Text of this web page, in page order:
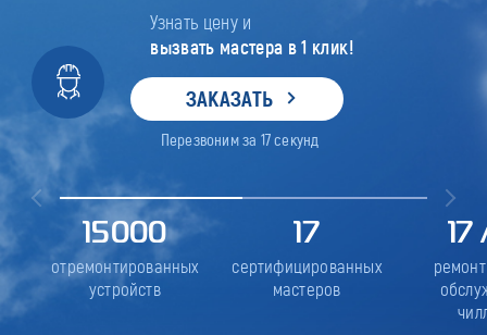
Узнать цену и
вызвать мастера в 1 клик!
ЗАКАЗАТЬ
Перезвоним за 17секунд
15000
отремонтированных
устройств
17
сертифицированных
мастеров
17